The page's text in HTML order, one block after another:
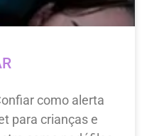
como alerta
para crianças e